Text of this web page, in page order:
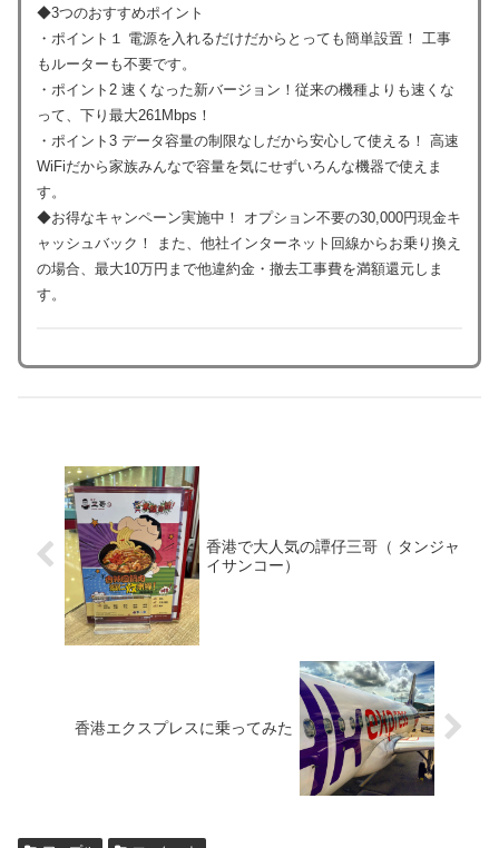
◆3つのおすすめポイント
・ポイント１ 電源を入れるだけだからとっても簡単設置！ 工事
もルーターも不要です。
・ポイント2 速くなった新バージョン！従来の機種よりも速くな
って、下り最大261Mbps！
・ポイント3 データ容量の制限なしだから安心して使える！ 高速
WiFiだから家族みんなで容量を気にせずいろんな機器で使えま
す。
◆お得なキャンペーン実施中！ オプション不要の30,000円現金キ
ャッシュバック！ また、他社インターネット回線からお乗り換え
の場合、最大10万円まで他違約金・撤去工事費を満額還元しま
す。
香港で大人気の譚仔三哥（ タンジャ
イサンコー）
香港エクスプレスに乗ってみた